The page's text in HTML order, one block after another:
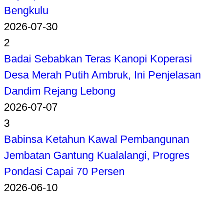
Bengkulu
2026-07-30
2
Badai Sebabkan Teras Kanopi Koperasi
Desa Merah Putih Ambruk, Ini Penjelasan
Dandim Rejang Lebong
2026-07-07
3
Babinsa Ketahun Kawal Pembangunan
Jembatan Gantung Kualalangi, Progres
Pondasi Capai 70 Persen
2026-06-10